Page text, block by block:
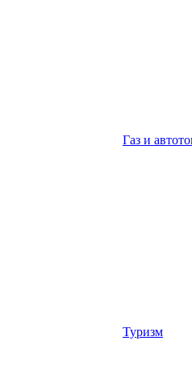
Газ и
Туризм